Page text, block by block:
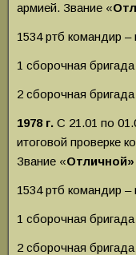
армией. Звание «
1534 ртб командир –
1 сборочная
2 сборочная
1978 г. С 21.01 по
итоговой проверке
Звание «Отличной»
1534 ртб командир –
1 сборочная
2 сборочная